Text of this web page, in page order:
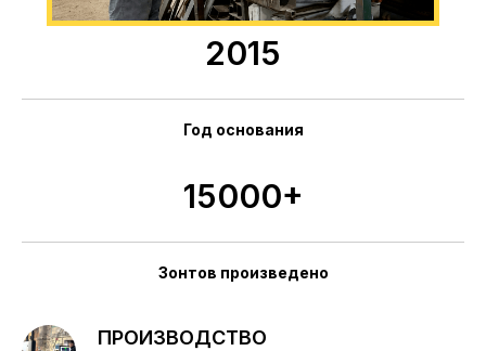
2015
Год основания
15000+
Зонтов произведено
1420+
ПРОИЗВОДСТВО